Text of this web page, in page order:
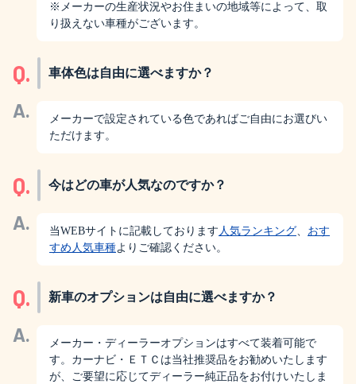
※メーカーの生産状況やお住まいの地域等によって、取
り扱えない車種がございます。
Q. 車体色は自由に選べますか？
A.
メーカーで設定されている色であればご自由にお選びい
ただけます。
Q. 今はどの車が人気なのですか？
A. 当WEBサイトに記載しております 人気ランキング、 おす
すめ人気車種よりご確認ください。
Q. 新車のオプションは自由に選べますか？
A.
メーカー・ディーラーオプションはすべて装着可能で
す。カーナビ・ＥＴＣは当社推奨品をお勧めいたします
が、ご要望に応じてディーラー純正品をお付けいたしま